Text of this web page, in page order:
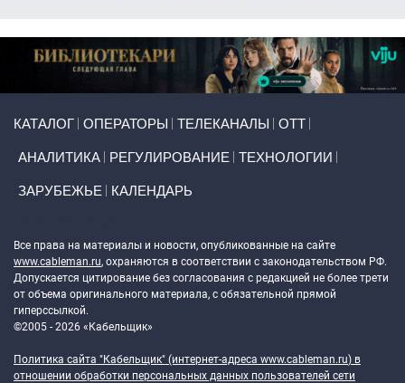
КАТАЛОГ ОПЕРАТОРЫ ТЕЛЕКАНАЛЫ ОТТ
АНАЛИТИКА РЕГУЛИРОВАНИЕ ТЕХНОЛОГИИ
ЗАРУБЕЖЬЕ КАЛЕНДАРЬ
Все права на материалы и новости, опубликованные на сайте
www.cableman.ru, охраняются в соответствии с законодательством РФ.
Допускается цитирование без согласования с редакцией не более трети
от объема оригинального материала, с обязательной прямой
гиперссылкой.
©2005 - 2026 «Кабельщик»
Политика сайта "Кабельщик" (интернет-адреса www.cableman.ru) в
отношении обработки персональных данных пользователей сети